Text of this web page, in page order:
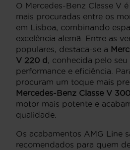
O Mercedes-Benz Classe V
mais procuradas entre os
em Lisboa, combinando
excelência alemã. Entre as
populares, destaca-se a
V 220 d , conhecida pelo
performance e eficiência.
procuram um toque mais
Mercedes-Benz Classe V
motor mais potente e
qualidade.
Os acabamentos AMG Line
recomendados para quem